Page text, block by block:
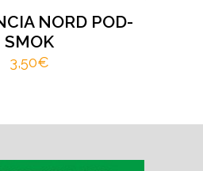
NORD POD-
SMOK
3,50€